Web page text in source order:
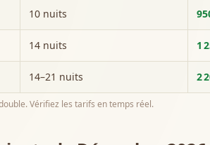
10 nuits
14 nuits 1
14–21 nuits 2
Vérifiez les tarifs en temps réel.